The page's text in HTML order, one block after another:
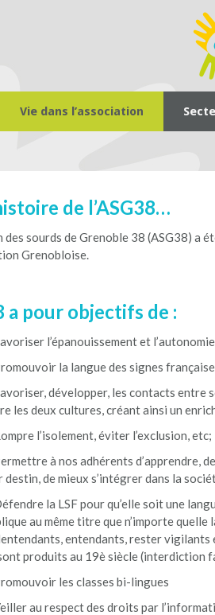
Vie dans l’association
de l’ASG38…
des sourds de Grenoble 38 (ASG38) a
Grenobloise.
a pour objectifs de :
l’épanouissement et
la langue des signes
développer, les contacts entre
les deux cultures, créant ainsi un
l’isolement, éviter l’exclusion, etc;
à nos adhérents d’apprendre,
destin, de mieux s’intégrer dans la
la LSF pour qu’elle soit une
au même titre que n’importe
entendants, rester vigilants
produits au 19è siècle (interdiction
les classes bi-lingues
au respect des droits par